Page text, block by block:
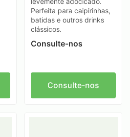
Perfeita para caipirinhas,
batidas e outros drinks
clássicos.
Consulte-nos
Consulte-nos